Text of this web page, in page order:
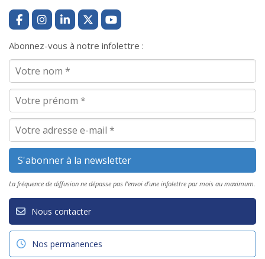
Abonnez-vous à notre infolettre :
La fréquence de diffusion ne dépasse pas l'envoi d'une infolettre par mois au maximum.
Nous contacter
Nos permanences